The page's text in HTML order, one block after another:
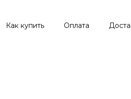
Как купить Оплата